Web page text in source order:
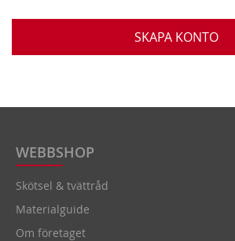
SKAPA KONTO
WEBBSHOP
Skötsel & tvättråd
Materialguide
Om företaget